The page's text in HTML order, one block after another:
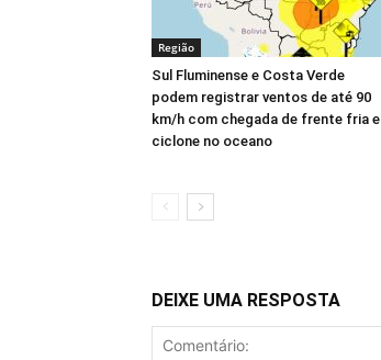
Região
Sul Fluminense e Costa Verde
podem registrar ventos de até 90
km/h com chegada de frente fria e
ciclone no oceano
DEIXE UMA RESPOSTA